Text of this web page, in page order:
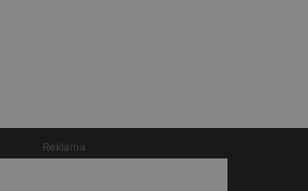
Reklama